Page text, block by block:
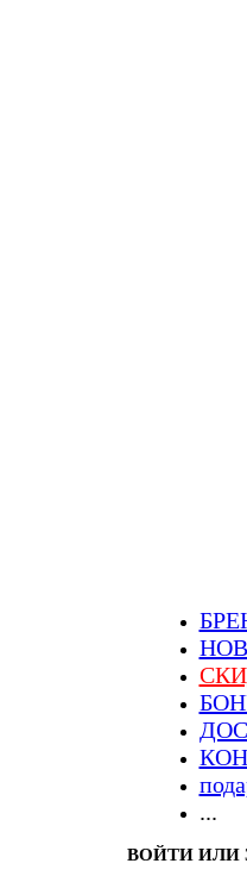
...
ВОЙТИ ИЛИ